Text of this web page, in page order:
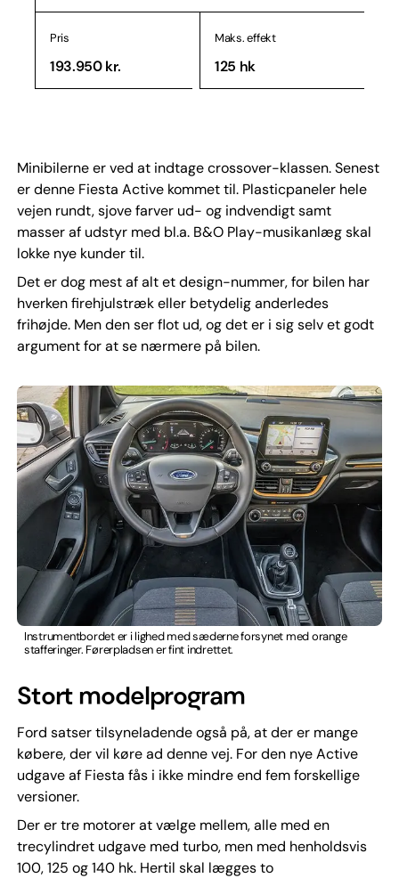
Pris
193.950 kr.
Maks. effekt
125 hk
Minibilerne er ved at indtage crossover-klassen. Senest
er denne Fiesta Active kommet til. Plasticpaneler hele
vejen rundt, sjove farver ud- og indvendigt samt
masser af udstyr med bl.a. B&O Play-musikanlæg skal
lokke nye kunder til.
Det er dog mest af alt et design-nummer, for bilen har
hverken firehjulstræk eller betydelig anderledes
frihøjde. Men den ser flot ud, og det er i sig selv et godt
argument for at se nærmere på bilen.
Instrumentbordet er i lighed med sæderne forsynet med orange
stafferinger. Førerpladsen er fint indrettet.
Stort modelprogram
Ford satser tilsyneladende også på, at der er mange
købere, der vil køre ad denne vej. For den nye Active
udgave af Fiesta fås i ikke mindre end fem forskellige
versioner.
Der er tre motorer at vælge mellem, alle med en
trecylindret udgave med turbo, men med henholdsvis
100, 125 og 140 hk. Hertil skal lægges to